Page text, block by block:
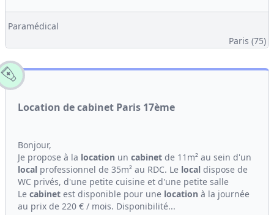
Paramédical
Paris (75)
Location de cabinet Paris 17ème
Bonjour,
Je propose à la location un cabinet de 11m² au sein d'un
local professionnel de 35m² au RDC. Le local dispose de
WC privés, d'une petite cuisine et d'une petite salle
Le cabinet est disponible pour une location à la journée
au prix de 220 € / mois. Disponibilité...